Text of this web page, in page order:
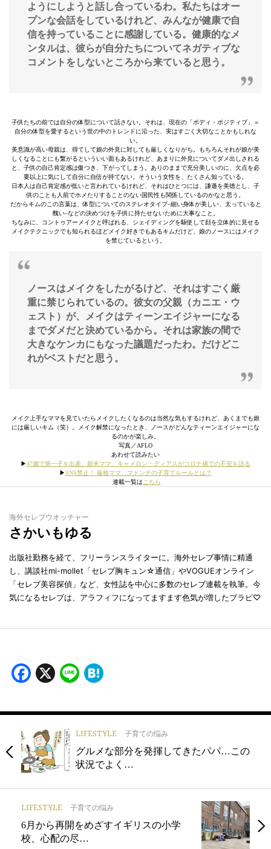
ようにしようと話し合っているわ。私たちはオー
プンな会話をしているけれど、みんなが健康で自
信を持っていることに感謝している。健康的なメ
ンタルは、彼らが自分たちについてネガティブな
コメントをしないところから来ていると思う。
子供たちの前では自分の体型について話さない。それは、現在の「ボディ・ポジティブ」＝
自分の体型を愛するという世の中のトレンドに沿った、実はすごく大切なことかもしれな
い。
美意識が高い母親は、得てして娘の外見に対しても厳しくなりがち。もちろんそれが娘が美
しくなることにも繋がるといういい面もあるけれど、あまりに外見についてダメ出しされる
と、子供の自己肯定感は傷つき、下がってしまう。ありのままで充分美しいのに、欠点を必
要以上に気にして自分に自信が持てない。そういう女性を、たくさん知っている。
日本人は自己肯定感が低いと言われているけれど、それはひとつには、謙遜を美徳とし、子
供のことも人前でホメたりすることのない国民性も関係しているのかなと思う。
だからキムのこの言葉は、体型についてのステレオタイプ–細い身体が美しい、太っていると
醜い–などの決めつけを子供に持たせないために大事なこと。
ちなみに、コントゥアーメイクと呼ばれる、シェイディングを駆使して顔を立体的に見せる
メイクテクニックでも知られるほどメイク好きでもあるキムだけど、娘のノースにはメイク
を禁じているという。
ノースはメイクをしたがるけど、それはすごく厳
重に禁じられているの。彼女の父親（カニエ・ウ
ェスト）が、メイクはティーンエイジャーになる
までダメだと決めているから。それは家族の間で
大きなケンカにもなった議題だったわ。だけどこ
れがベストだと思う。
メイク上手なママを見ていたらメイクしたくなるのは当然な気もするけれど、あくまでも娘
には厳しいキム（笑）。メイク解禁になったとき、ノースがどんなティーンエイジャーにな
るのかが楽しみ。
写真／AFLO
あわせて読みたい
▶︎47歳で第一子を出産。新米ママ、キャメロン・ディアスがコロナ禍での不安を語る
▶︎SNS禁止！ 厳格ママ、マドンナの子育てルールとは？
連載一覧は こちら
海外セレブウオッチャー
さかいもゆる
出版社勤務を経て、フリーランスライターに。海外セレブ事情に精通
し、講談社mi-mollet「セレブ胸キュン☆通信」やVOGUEオンライン
「セレブ美容探偵」など、女性誌を中心に多数のセレブ連載を執筆。今
気になるセレブは、アラフィフになってますます色気が増したブラピ♡
Facebook
X Line
LIFESTYLE 子育ての悩み
グルメな部分を発揮してきたパパ…この
状況でよく…
LIFESTYLE 子育ての悩み
6月から再開をめざすイギリスの小学
校、心配の尽…